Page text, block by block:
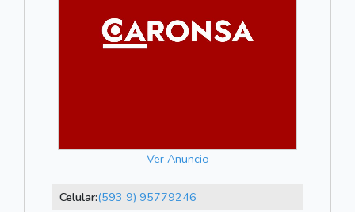
Ver Anuncio
Celular:(593 9) 95779246